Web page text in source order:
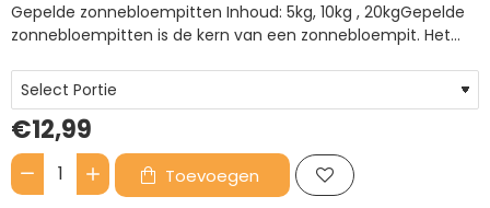
Gepelde zonnebloempitten Inhoud: 5kg, 10kg , 20kgGepelde
zonnebloempitten is de kern van een zonnebloempit. Het
schillen achterblijven en onkruid kan gaan groeien, gepelde
zonnebloempitten kunnen niet meer kiemen.
Zonnebloempitten zijn een e..
€12,99
Gepelde
zonnebloempitten
Toevoegen